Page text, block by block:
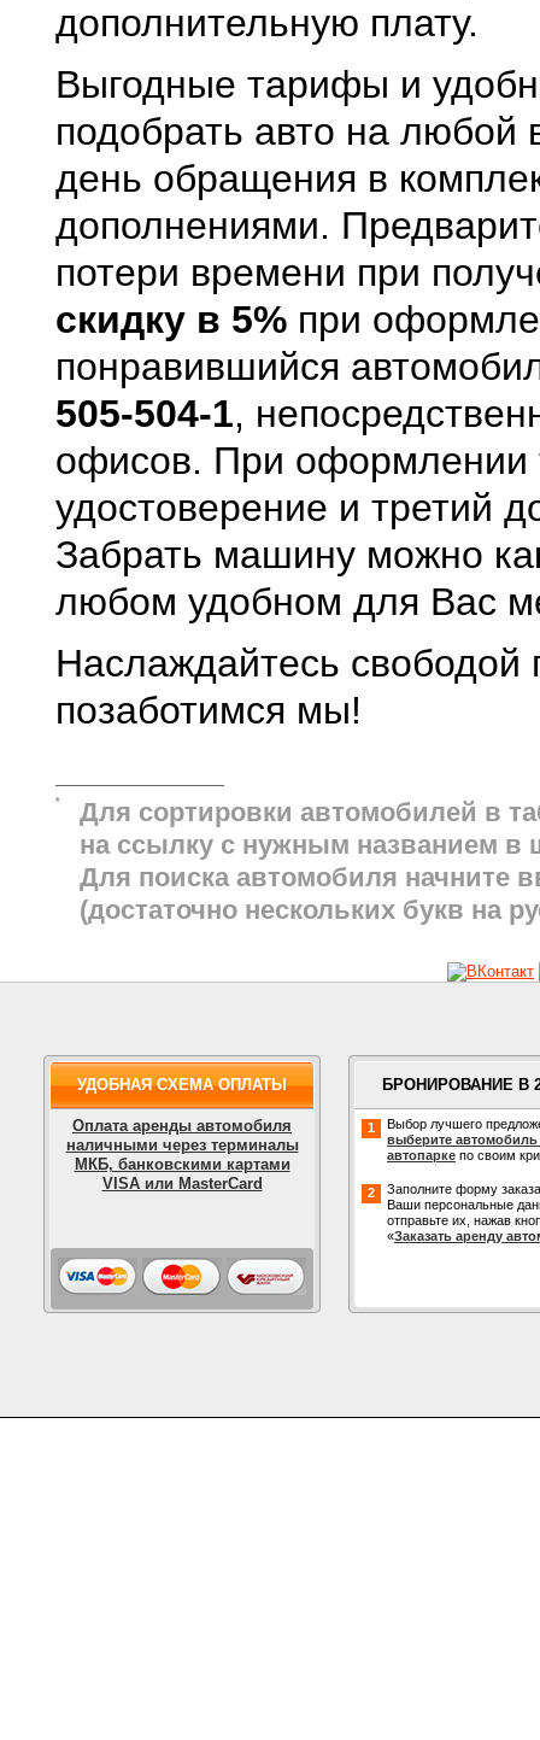
дополнительную плату.
Выгодные тарифы и
подобрать авто на
день обращения в
дополнениями.
потери времени при
скидку в 5% при
понравившийся
505-504-1,
офисов. При оформлении
удостоверение и третий
Забрать машину можно
любом удобном для Вас
Наслаждайтесь
позаботимся мы!
*
Для сортировки автомобилей в
на ссылку с нужным названием в
Для поиска автомобиля начните
(достаточно нескольких букв на
УДОБНАЯ СХЕМА ОПЛАТЫ
Оплата аренды автомобиля
наличными через терминалы
МКБ, банковскими картами
VISA или MasterCard
БРОНИРОВАНИЕ В
1
Выбор лучшего
выберите
автопарке по своим
2
Заполните форму
Ваши персональные
отправьте их, нажав
«Заказать аренду